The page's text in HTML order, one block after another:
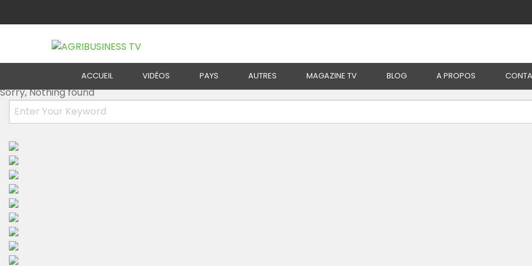
ACCUEIL VIDÉOS PAYS AUTRES MAGAZINE TV BLOG A PROPOS
Bakeries Archive
Sorry, Nothing found